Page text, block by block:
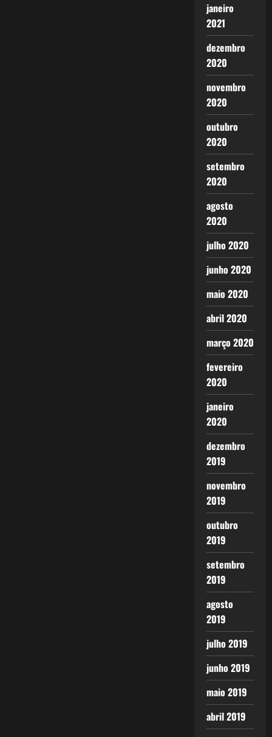
janeiro
2021
dezembro
2020
novembro
2020
outubro
2020
setembro
2020
agosto
2020
julho 2020
junho 2020
maio 2020
abril 2020
março 2020
fevereiro
2020
janeiro
2020
dezembro
2019
novembro
2019
outubro
2019
setembro
2019
agosto
2019
julho 2019
junho 2019
maio 2019
abril 2019